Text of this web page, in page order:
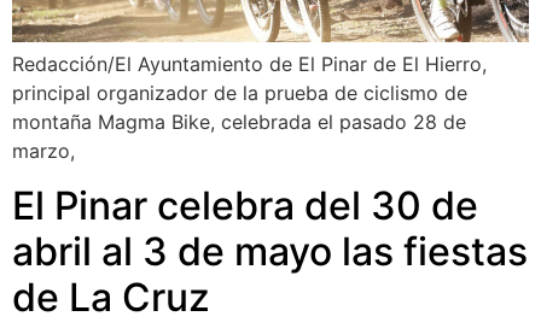
Redacción/El Ayuntamiento de El Pinar de El Hierro,
principal organizador de la prueba de ciclismo de
montaña Magma Bike, celebrada el pasado 28 de
marzo,
El Pinar celebra del 30 de
abril al 3 de mayo las fiestas
de La Cruz